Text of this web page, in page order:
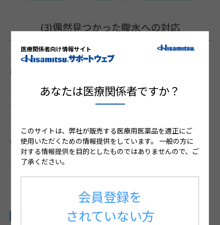
(3)偶然見つかった腹水への対応
当然、卵巣がんや卵管がんを疑う所見がないか、子宮付
属器を慎重に観察する。月経周期のある女性で少量の場
合はたとえば6週間後に再度観察し、性周期による変化
を検討する。手術歴のある月経周期を有する女性の場
合、peritoneal inclusion cys（t PIC：腹膜封入嚢胞）の
可能性も考える。諸条件からPICが疑わしい場合、経口
避妊薬を用いた排卵抑制で腹水の減少がみられる。
CA125は悪性腫瘍だけでなく、肝疾患、結核性腹膜炎な
どによる腹水の存在自体で上昇することがある。閉経後
女性に腹水が見られた場合は特に注意が必要である。
関連動画Pick UP
医療関係者向け情報サイト
あなたは医療関係者ですか？
このサイトは、弊社が販売する医療用医薬品を適正にご
使用いただくための情報提供をしています。 一般の方に
対する情報提供を目的としたものではありませんので、ご
了承ください。
会員登録を
されていない方